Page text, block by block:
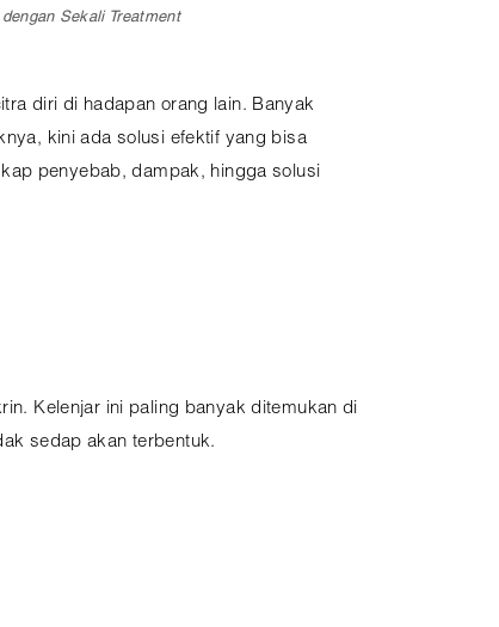
Sekali Treatment
diri di hadapan orang lain. Banyak
kini ada solusi efektif yang bisa
penyebab, dampak, hingga solusi
Kelenjar ini paling banyak ditemukan di
sedap akan terbentuk.